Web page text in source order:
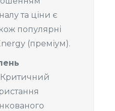
та ціни є
популярні
(преміум).
Критичний